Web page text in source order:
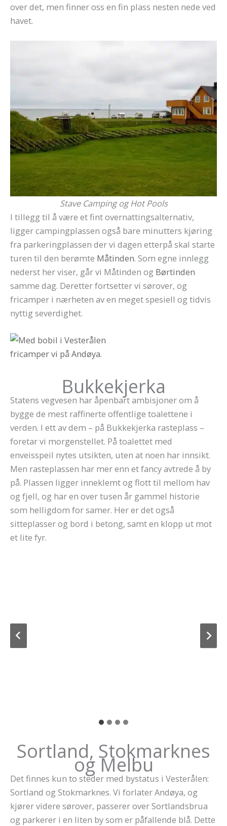
over det, men finner oss en fin plass nesten nede ved
havet.
Stave Camping og Hot Pools
I tillegg til å være et fint overnattingsalternativ,
ligger campingplassen også bare minutters kjøring
fra parkeringplassen der vi dagen etterpå skal starte
turen til den berømte Måtinden. Som egne innlegg
nederst her viser, går vi Måtinden og Børtinden
samme dag. Deretter fortsetter vi sørover, og
fricamper i nærheten av en meget spesiell og tidvis
nyttig severdighet.
Bukkekjerka
Statens vegvesen har åpenbart ambisjoner om å
bygge de mest raffinerte offentlige toalettene i
verden. I ett av dem – på Bukkekjerka rasteplass –
foretar vi morgenstellet. På toalettet med
enveisspeil nytes utsikten, uten at noen har innsikt.
Men rasteplassen har mer enn et fancy avtrede å by
på. Plassen ligger inneklemt og flott til mellom hav
og fjell, og har en over tusen år gammel historie
som helligdom for samer. Her er det også
sitteplasser og bord i betong, samt en klopp ut mot
et lite fyr.
Sortland, Stokmarknes
og Melbu
Det finnes kun to steder med bystatus i Vesterålen:
Sortland og Stokmarknes. Vi forlater Andøya, og
kjører videre sørover, passerer over Sortlandsbrua
og parkerer i en liten by som er påfallende blå. Dette